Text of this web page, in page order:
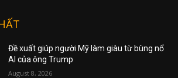
Đề xuất giúp người Mỹ làm giàu từ bùng nổ
AI của ông Trump
August 8, 2026